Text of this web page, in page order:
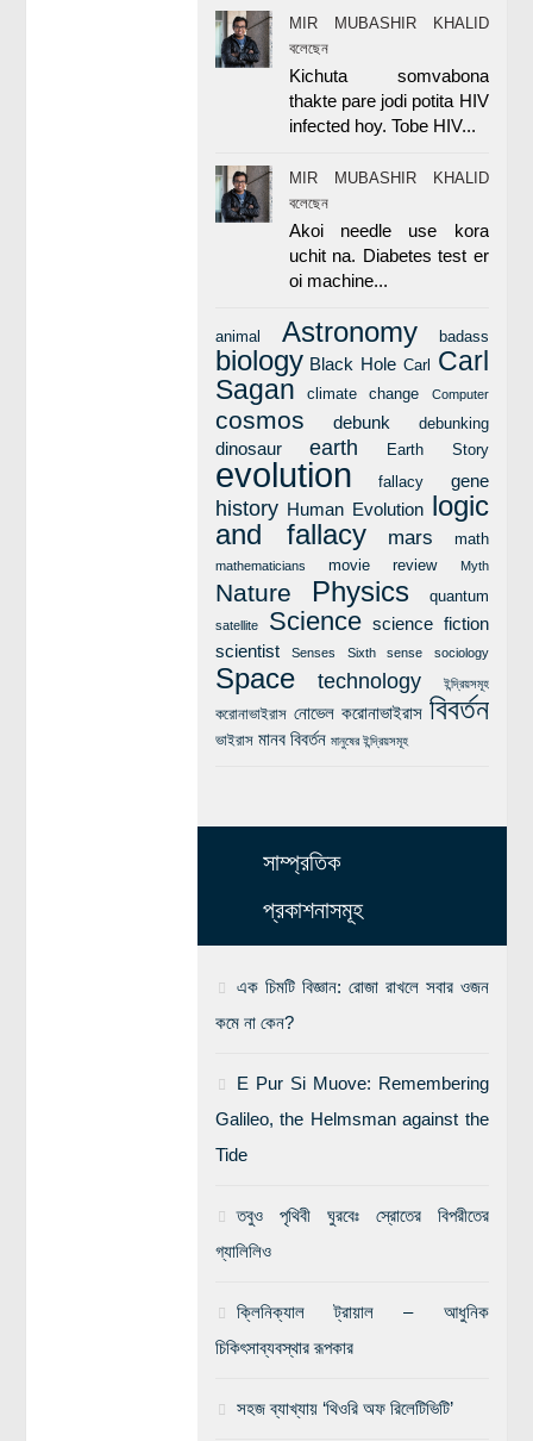
MIR MUBASHIR KHALID
বলেছেন
Kichuta somvabona
thakte pare jodi potita HIV
infected hoy. Tobe HIV...
MIR MUBASHIR KHALID
বলেছেন
Akoi needle use kora
uchit na. Diabetes test er
oi machine...
animal Astronomy badass
biology Black Hole Carl
Carl
Sagan
climate change Computer
cosmos debunk debunking
dinosaur earth Earth Story
evolution fallacy gene
history Human Evolution
logic
and fallacy
mars math
mathematicians movie review Myth
Nature Physics quantum
satellite Science science fiction
scientist
Senses Sixth sense sociology
Space technology ইন্দ্রিয়সমূহ
করোনাভাইরাস নোভেল করোনাভাইরাস বিবর্তন
ভাইরাস মানব বিবর্তন মানুষের ইন্দ্রিয়সমূহ
সাম্প্রতিক
প্রকাশনাসমূহ
এক চিমটি বিজ্ঞান: রোজা রাখলে সবার ওজন
কমে না কেন?
E Pur Si Muove: Remembering
Galileo, the Helmsman against the
Tide
তবুও পৃথিবী ঘুরবেঃ স্রোতের বিপরীতের
গ্যালিলিও
ক্লিনিক্যাল ট্রায়াল – আধুনিক
চিকিৎসাব্যবস্থার রূপকার
সহজ ব্যাখ্যায় ‘থিওরি অফ রিলেটিভিটি’